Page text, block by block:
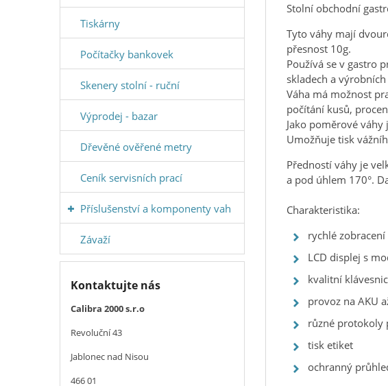
Stolní obchodní
Tyto váhy mají
přesnost 10g.
Používá se v gastro
skladech a
Váha má možnost
počítání kusů,
Jako poměrové
Umožňuje tisk
Předností váhy je
a pod úhlem 170°.
Charakteristika:
rychlé
LCD displej s
kvalitní
provoz na AKU
různé protokoly
tisk etiket
ochranný
Tiskárny
Počítačky bankovek
Skenery stolní - ruční
Výprodej - bazar
Dřevěné ověřené metry
Ceník servisních prací
Příslušenství a komponenty vah
Závaží
Kontaktujte nás
Calibra 2000 s.r.o
Revoluční 43
Jablonec nad Nisou
466 01